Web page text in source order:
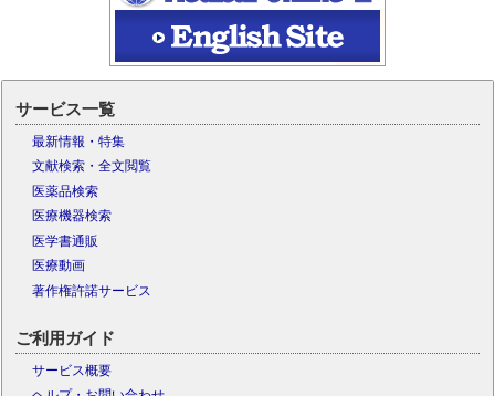
サービス一覧
最新情報・特集
文献検索・全文閲覧
医薬品検索
医療機器検索
医学書通販
医療動画
著作権許諾サービス
ご利用ガイド
サービス概要